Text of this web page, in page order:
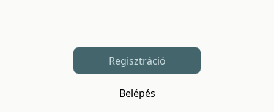
Regisztráció
Belépés